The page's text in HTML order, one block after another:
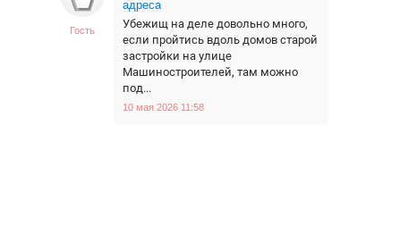
Гость
адреса
Убежищ на деле довольно много,
если пройтись вдоль домов старой
застройки на улице
Машиностроителей, там можно
под...
10 мая 2026 11:58